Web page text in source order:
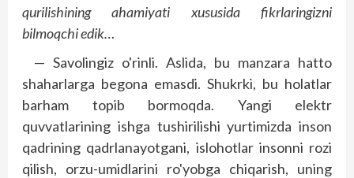
qurilishining ahamiyati xususida fikrlaringizni
bilmoqchi edik…
— Savolingiz o'rinli. Aslida, bu manzara hatto
shaharlarga begona emasdi. Shukrki, bu holatlar
barham topib bormoqda. Yangi elektr
quvvatlarining ishga tushirilishi yurtimizda inson
qadrining qadrlanayotgani, islohotlar insonni rozi
qilish, orzu-umidlarini ro'yobga chiqarish, uning